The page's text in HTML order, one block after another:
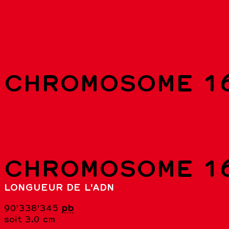
CHROMOSOME
CHROMOSOME
LONGUEUR DE L'ADN
90'338'345 pb
soit 3.0 cm